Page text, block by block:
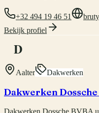
+32 494 19 46 51
Bekijk profiel
D
Aalter Dakwerken
Dakwerken Dossche
Dakwerken Dossche BVBA